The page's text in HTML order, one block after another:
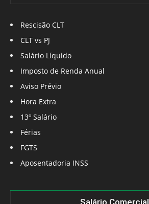
Rescisão CLT
CLT vs PJ
Salário Líquido
Imposto de Renda Anual
Aviso Prévio
Hora Extra
13º Salário
Férias
FGTS
Aposentadoria INSS